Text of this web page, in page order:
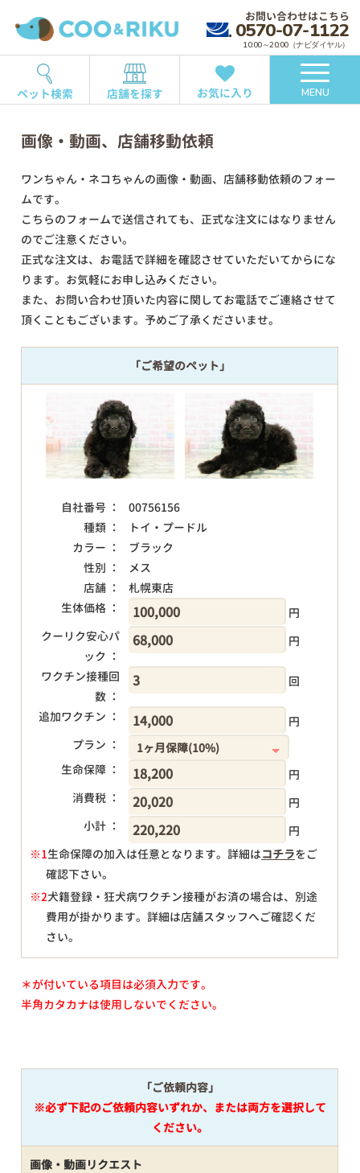
お問い合わせはこちら
0570-07-1122
10:00～20:00（ナビダイヤル）
ペット検索 店舗を探す お気に入り MENU
画像・動画、店舗移動依頼
ワンちゃん・ネコちゃんの画像・動画、店舗移動依頼のフォー
ムです。
こちらのフォームで送信されても、正式な注文にはなりません
のでご注意ください。
正式な注文は、お電話で詳細を確認させていただいてからにな
ります。お気軽にお申し込みください。
また、お問い合わせ頂いた内容に関してお電話でご連絡させて
頂くこともございます。予めご了承くださいませ。
「ご希望のペット」
自社番号 ：
00756156
種類 ：
トイ・プードル
カラー ：
ブラック
性別 ：
メス
店舗 ：
札幌東店
生体価格 ：
円
クーリク安心パ
ック ：
円
ワクチン接種回
数 ：
回
追加ワクチン ：
円
プラン ：
生命保障 ：
円
消費税 ：
円
小計 ：
円
※1生命保障の加入は任意となります。詳細はコチラをご
確認下さい。
※2犬籍登録・狂犬病ワクチン接種がお済の場合は、別途
費用が掛かります。詳細は店舗スタッフへご確認くだ
さい。
＊が付いている項目は必須入力です。
半角カタカナは使用しないでください。
「ご依頼内容」
※必ず下記のご依頼内容いずれか、または両方を選択して
ください。
画像・動画リクエスト